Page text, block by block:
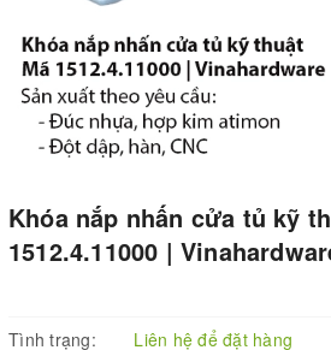
Khóa nắp nhấn cửa tủ kỹ
1512.4.11000 |
Tình trạng:
Liên hệ để đặt hàng